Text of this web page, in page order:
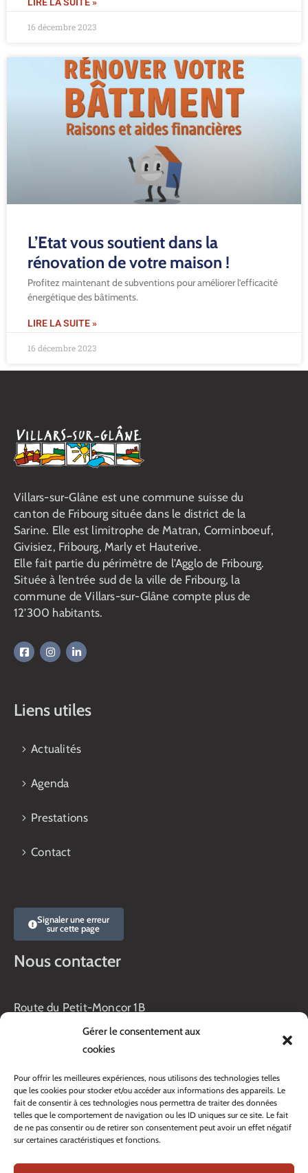
Gérer le consentement aux
cookies
Pour offrir les meilleures expériences, nous utilisons des technologies telles
que les cookies pour stocker et/ou accéder aux informations des appareils. Le
fait de consentir à ces technologies nous permettra de traiter des données
telles que le comportement de navigation ou les ID uniques sur ce site. Le fait
de ne pas consentir ou de retirer son consentement peut avoir un effet négatif
sur certaines caractéristiques et fonctions.
16 décembre 2023
L’Etat vous soutient dans la
rénovation de votre maison !
Profitez maintenant de subventions pour améliorer l’efficacité
énergétique des bâtiments.
LIRE LA SUITE »
16 décembre 2023
Villars-sur-Glâne est une commune suisse du
canton de Fribourg située dans le district de la
Sarine. Elle est limitrophe de Matran, Corminboeuf,
Givisiez, Fribourg, Marly et Hauterive.
Elle fait partie du périmètre de l’Agglo de Fribourg.
Située à l’entrée sud de la ville de Fribourg, la
commune de Villars-sur-Glâne compte plus de
12’300 habitants.
Liens utiles
Actualités
Agenda
Prestations
Contact
Signaler une erreur
sur cette page
Nous contacter
Route du Petit-Moncor 1B
Case postale 176
Lundi au jeudi :
8h00 – 11h30
13h45 – 17h00
Vendredi :
8h00 – 16h00